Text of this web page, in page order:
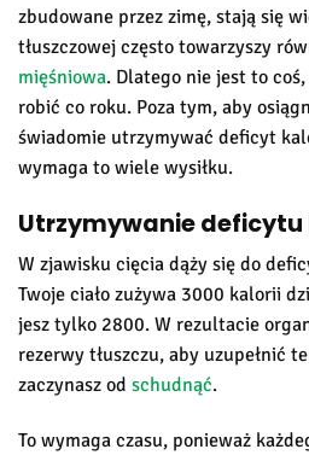
zbudowane przez zimę, stają się
tłuszczowej często towarzyszy
mięśniowa. Dlatego nie jest to
robić co roku. Poza tym, aby
świadomie utrzymywać deficyt
wymaga to wiele wysiłku.
Utrzymywanie
W zjawisku cięcia dąży się do
Twoje ciało zużywa 3000 kalorii
jesz tylko 2800. W rezultacie
rezerwy tłuszczu, aby uzupełnić
zaczynasz od schudnąć.
To wymaga czasu, ponieważ